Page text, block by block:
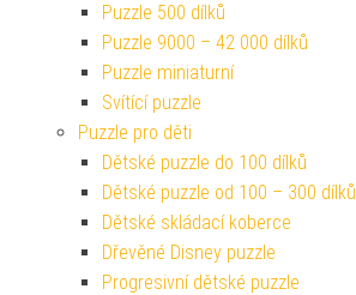
Puzzle 500 dílků
Puzzle 9000 – 42 000 dílků
Puzzle miniaturní
Svítící puzzle
Puzzle pro děti
Dětské puzzle do 100 dílků
Dětské puzzle od 100 – 300 dílků
Dětské skládací koberce
Dřevěné Disney puzzle
Progresivní dětské puzzle